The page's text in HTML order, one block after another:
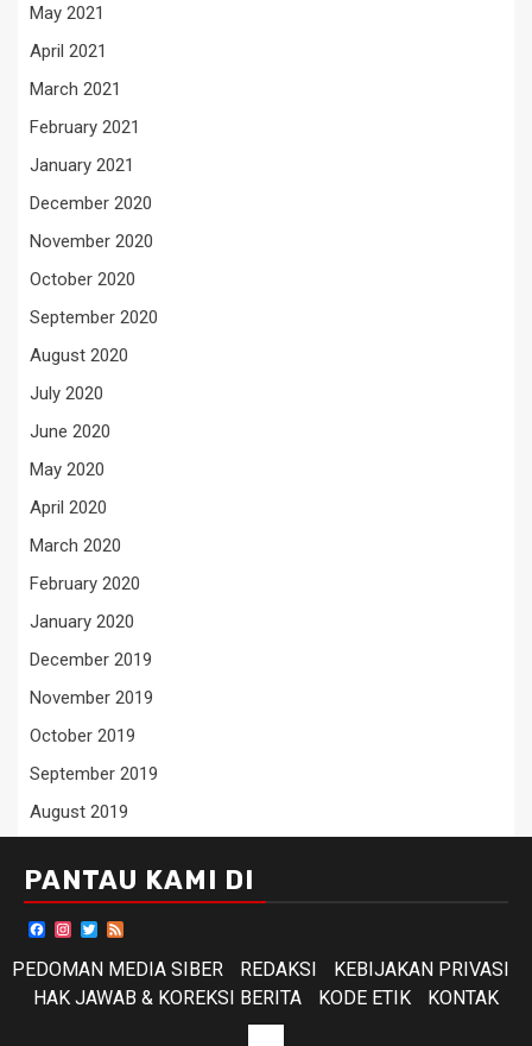
May 2021
April 2021
March 2021
February 2021
January 2021
December 2020
November 2020
October 2020
September 2020
August 2020
July 2020
June 2020
May 2020
April 2020
March 2020
February 2020
January 2020
December 2019
November 2019
October 2019
September 2019
August 2019
PANTAU KAMI DI
Facebook
Instagram
Twitter
PEDOMAN MEDIA SIBER
REDAKSI
KEBIJAKAN PRIVASI
HAK JAWAB & KOREKSI BERITA
KODE ETIK KONTAK